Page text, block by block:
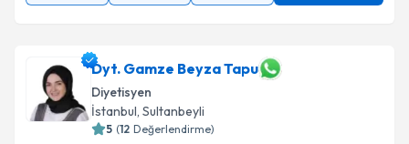
Dyt. Gamze Beyza Tapu
Diyetisyen
İstanbul, Sultanbeyli
5 (12 Değerlendirme)